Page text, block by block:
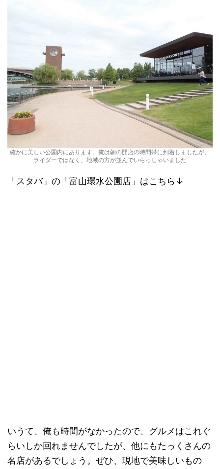
確かに美しい公園内にあります。俺は朝の開店の時間帯に到着しましたが、
ライダーではなく、地域の方が並んでいらっしゃいました
「スタバ」の「富山環水公園店」はこちら↓
いうて、俺も時間がなかったので、グルメはこれぐ
らいしか回れませんでしたが、他にもたっくさんの
名店があるでしょう。ぜひ、現地で美味しいもの